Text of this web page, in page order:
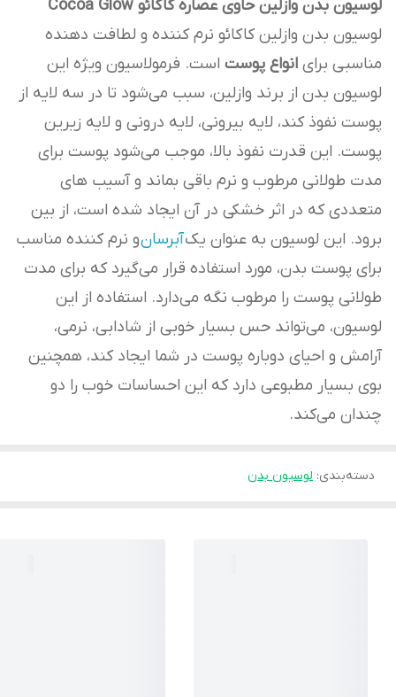
لوسیون بدن وازلین حاوی عصاره کاکائو Cocoa Glow
لوسیون بدن وازلین کاکائو نرم کننده و لطافت دهنده
مناسبی برای انواع پوست است. فرمولاسیون ویژه این
لوسیون بدن از برند وازلین، سبب می‌شود تا در سه لایه از
پوست نفوذ کند، لایه بیرونی، لایه درونی و لایه زیرین
پوست. این قدرت نفوذ بالا، موجب می‌شود پوست برای
مدت طولانی مرطوب و نرم باقی بماند و آسیب های
متعددی که در اثر خشکی در آن ایجاد شده است، از بین
برود. این لوسیون به عنوان یکآبرسانو نرم کننده مناسب
برای پوست بدن، مورد استفاده قرار می‌گیرد که برای مدت
طولانی پوست را مرطوب نگه می‌دارد. استفاده از این
لوسیون، می‌تواند حس بسیار خوبی از شادابی، نرمی،
آرامش و احیای دوباره پوست در شما ایجاد کند، همچنین
بوی بسیار مطبوعی دارد که این احساسات خوب را دو
چندان می‌کند.
دسته‌بندی: لوسیون بدن